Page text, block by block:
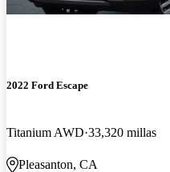
2022 Ford Escape
Titanium AWD 33,320 millas
Pleasanton, CA